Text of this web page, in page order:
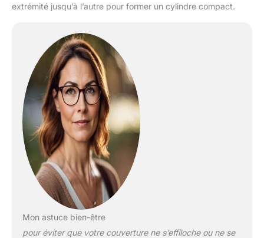
extrémité jusqu’à l’autre pour former un cylindre compact.
Mon astuce bien-être
pour éviter que votre couverture ne s’effiloche ou ne se